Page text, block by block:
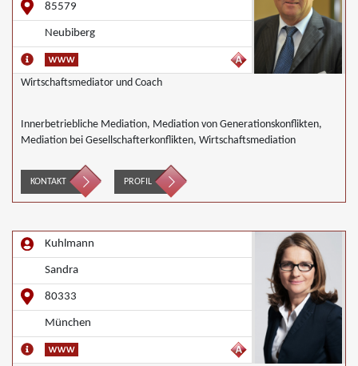
85579
Neubiberg
Wirtschaftsmediator und Coach
Innerbetriebliche Mediation, Mediation von Generationskonflikten,
Mediation bei Gesellschafterkonflikten, Wirtschaftsmediation
KONTAKT PROFIL
Kuhlmann
Sandra
80333
München